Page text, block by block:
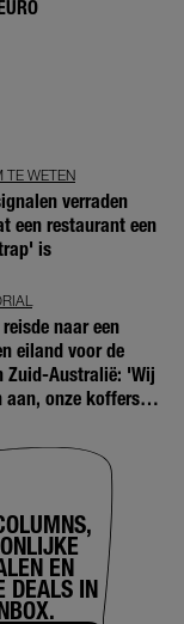
TE WETEN
verraden
een restaurant een
is
naar een
eiland voor de
Zuid-Australië: 'Wij
aan, onze koffers
EN
DEALS IN